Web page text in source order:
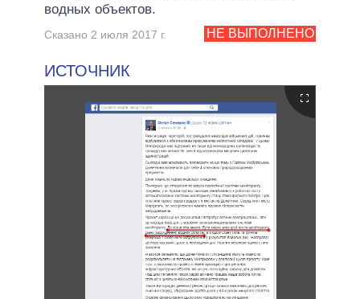
водных объектов.
НЕ ВЫПОЛНЕНО
Сказано 2 июля 2017 г.
ИСТОЧНИК